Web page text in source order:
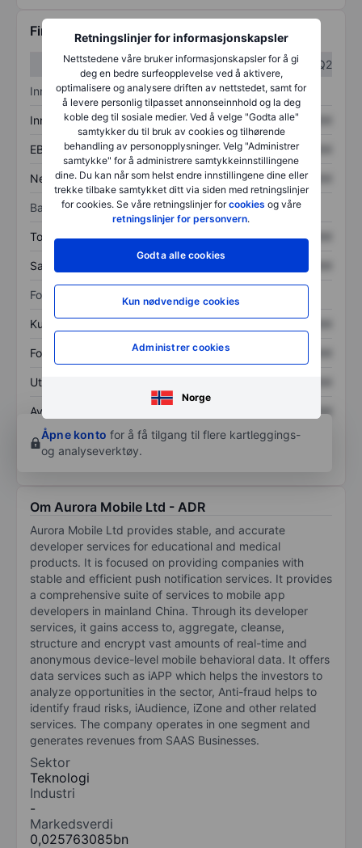
Retningslinjer for informasjonskapsler
Nettstedene våre bruker informasjonskapsler for å gi
deg en bedre surfeopplevelse ved å aktivere,
optimalisere og analysere driften av nettstedet, samt for
å levere personlig tilpasset annonseinnhold og la deg
koble deg til sosiale medier. Ved å velge "Godta alle"
samtykker du til bruk av cookies og tilhørende
behandling av personopplysninger. Velg "Administrer
samtykke" for å administrere samtykkeinnstillingene
dine. Du kan når som helst endre innstillingene dine eller
trekke tilbake samtykket ditt via siden med retningslinjer
for cookies. Se våre retningslinjer forcookies og våre
retningslinjer for personvern.
Godta alle cookies
Kun nødvendige cookies
Administrer cookies
Norge
Finansiell informasjon
Q1
Q2
Inntektsoversikt
Inntekter XXXXXXX XXXXXXX
EBITDA XXXXXXX XXXXXXX
Nettoinntekt XXXXXXX XXXXXXX
Balanse
Totale eiendeler XXXXXXX XXXXXXX
Samlet gjeld
Forholdstall
Kurs/salg
Fortjeneste per aksje XXXXXXX
Utbytte per aksje
Avkastning på
egenkapital
XXXXXXX
Åpne konto for å få tilgang til flere kartleggings-
og analyseverktøy.
Om Aurora Mobile Ltd - ADR
Aurora Mobile Ltd provides stable, and accurate
developer services for educational and medical
products. It is focused on providing companies with
stable and efficient push notification services. It provides
a comprehensive suite of services to mobile app
developers in mainland China. Through its developer
services, it gains access to, aggregate, cleanse,
structure and encrypt vast amounts of real-time and
anonymous device-level mobile behavioral data. It offers
data services such as iAPP which helps the investors to
analyze opportunities in the sector, Anti-fraud helps to
identify fraud risks, iAudience, iZone and other related
services. The company operates in one segment and
generates revenues from SAAS Businesses.
Sektor
Teknologi
Industri
-
Markedsverdi
0,025763085bn